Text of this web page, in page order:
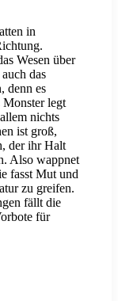
in
Wesen über
das
denn es
legt
nichts
ist groß,
der ihr Halt
Also wappnet
fasst Mut und
zu greifen.
fällt die
für